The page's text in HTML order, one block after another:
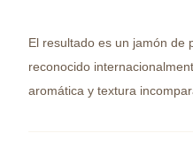
El resultado es un jamón de
reconocido
aromática y textura